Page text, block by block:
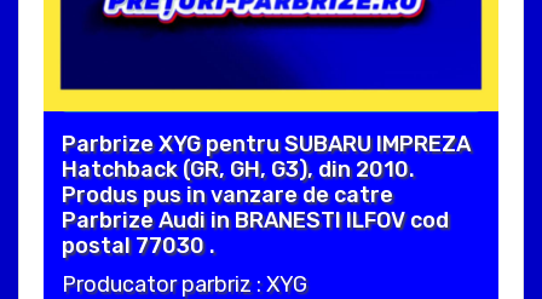
Parbrize XYG pentru SUBARU IMPREZA
Hatchback (GR, GH, G3), din 2010.
Produs pus in vanzare de catre
Parbrize Audi in BRANESTI ILFOV cod
postal 77030 .
Producator parbriz : XYG